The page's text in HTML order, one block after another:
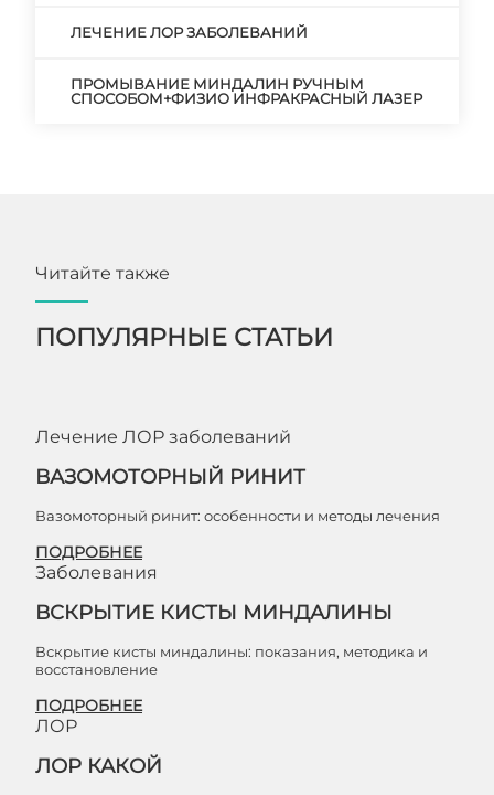
ЛЕЧЕНИЕ ЛОР ЗАБОЛЕВАНИЙ
ПРОМЫВАНИЕ МИНДАЛИН РУЧНЫМ
СПОСОБОМ+ФИЗИО ИНФРАКРАСНЫЙ ЛАЗЕР
Читайте также
ПОПУЛЯРНЫЕ СТАТЬИ
Лечение ЛОР заболеваний
ВАЗОМОТОРНЫЙ РИНИТ
Вазомоторный ринит: особенности и методы лечения
ПОДРОБНЕЕ
Заболевания
ВСКРЫТИЕ КИСТЫ МИНДАЛИНЫ
Вскрытие кисты миндалины: показания, методика и
восстановление
ПОДРОБНЕЕ
ЛОР
ЛОР КАКОЙ